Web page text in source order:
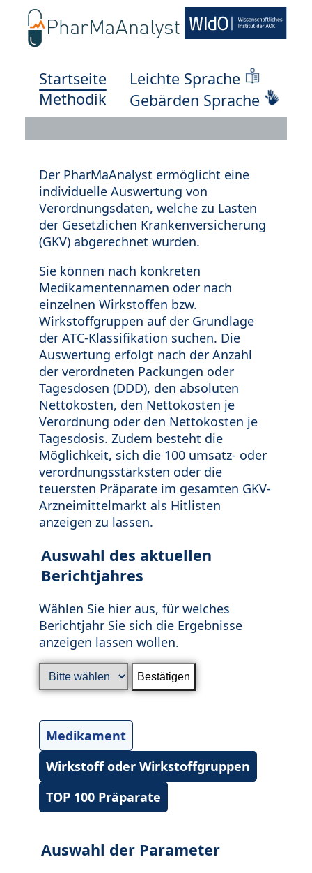
Startseite
Methodik
Leichte Sprache
Gebärden Sprache
Der PharMaAnalyst ermöglicht eine
individuelle Auswertung von
Verordnungsdaten, welche zu Lasten
der Gesetzlichen Krankenversicherung
(GKV) abgerechnet wurden.
Sie können nach konkreten
Medikamentennamen oder nach
einzelnen Wirkstoffen bzw.
Wirkstoffgruppen auf der Grundlage
der ATC-Klassifikation suchen. Die
Auswertung erfolgt nach der Anzahl
der verordneten Packungen oder
Tagesdosen (DDD), den absoluten
Nettokosten, den Nettokosten je
Verordnung oder den Nettokosten je
Tagesdosis. Zudem besteht die
Möglichkeit, sich die 100 umsatz- oder
verordnungsstärksten oder die
teuersten Präparate im gesamten GKV-
Arzneimittelmarkt als Hitlisten
anzeigen zu lassen.
Auswahl des aktuellen
Berichtjahres
Wählen Sie hier aus, für welches
Berichtjahr Sie sich die Ergebnisse
anzeigen lassen wollen.
Medikament
Wirkstoff oder Wirkstoffgruppen
TOP 100 Präparate
Auswahl der Parameter